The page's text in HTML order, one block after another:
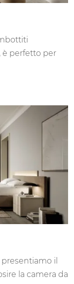
è perfetto per
il
la camera da